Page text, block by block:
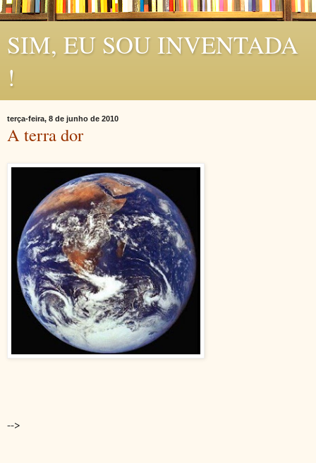
SIM, EU SOU INVENTADA
!
terça-feira, 8 de junho de 2010
A terra dor
-->